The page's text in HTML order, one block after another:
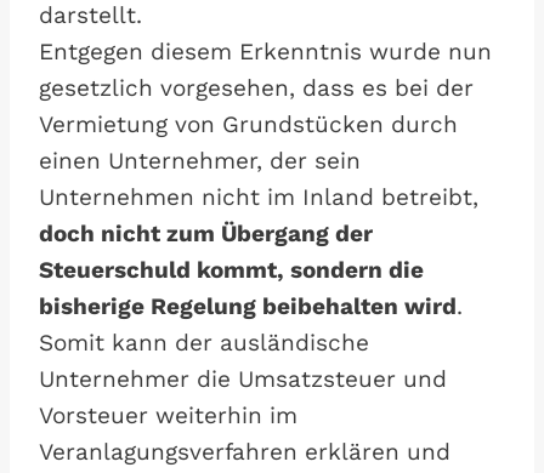
darstellt.
Entgegen diesem Erkenntnis wurde nun
gesetzlich vorgesehen, dass es bei der
Vermietung von Grundstücken durch
einen Unternehmer, der sein
Unternehmen nicht im Inland betreibt,
doch nicht zum Übergang der
Steuerschuld kommt, sondern die
bisherige Regelung beibehalten wird.
Somit kann der ausländische
Unternehmer die Umsatzsteuer und
Vorsteuer weiterhin im
Veranlagungsverfahren erklären und